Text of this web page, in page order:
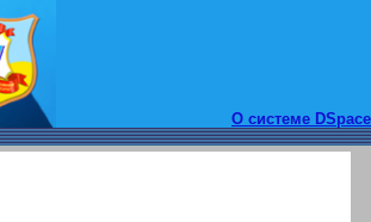
О системе DSpace